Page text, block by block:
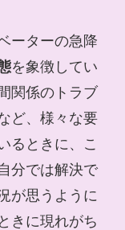
ーターの急降
を象徴してい
関係のトラブ
ど、様々な要
るときに、こ
分では解決で
が思うように
きに現れがち